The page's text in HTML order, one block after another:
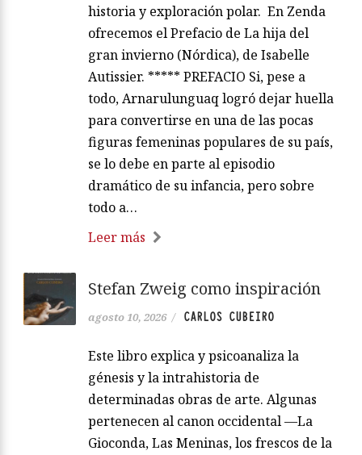
historia y exploración polar. En Zenda
ofrecemos el Prefacio de La hija del
gran invierno (Nórdica), de Isabelle
Autissier. ***** PREFACIO Si, pese a
todo, Arnarulunguaq logró dejar huella
para convertirse en una de las pocas
figuras femeninas populares de su país,
se lo debe en parte al episodio
dramático de su infancia, pero sobre
todo a…
Leer más
Stefan Zweig como inspiración
agosto 10, 2026 / CARLOS CUBEIRO
Este libro explica y psicoanaliza la
génesis y la intrahistoria de
determinadas obras de arte. Algunas
pertenecen al canon occidental —La
Gioconda, Las Meninas, los frescos de la